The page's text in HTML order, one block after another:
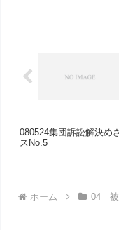
080524集団訴訟解決め
スNo.5
ホーム 04 被